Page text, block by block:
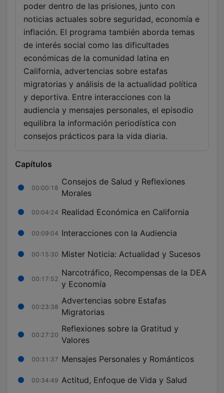
poder dentro de las prisiones, junto con
noticias actuales sobre seguridad, economía e
inflación. El programa también aborda temas
de interés social como las dificultades
económicas de la comunidad latina en
California, advertencias sobre estafas
migratorias y análisis de la actualidad política
y deportiva. Entre interacciones con la
audiencia y mensajes personales, el episodio
equilibra la información periodística con
consejos prácticos para la vida diaria.
Capítulos
00:00:18
Consejos de Salud y Reflexiones
Morales
00:04:24 Realidad Económica en California
00:09:04 Interacciones con la Audiencia
00:15:30 Mister Noticia: Actualidad y Sucesos
00:17:52
Narcotráfico, Recompensas de la DEA
y Economía
00:23:38
Advertencias sobre Estafas
Migratorias
00:27:20
Reflexiones sobre la Gratitud y
Valores
00:31:37 Mensajes Personales y Románticos
00:34:49 Actitud, Enfoque de Vida y Salud